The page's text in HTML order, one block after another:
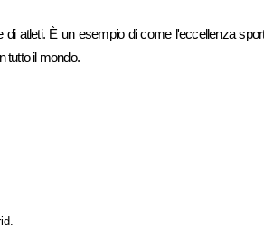
atleti. È un esempio di come l'eccellenza
tutto il mondo.